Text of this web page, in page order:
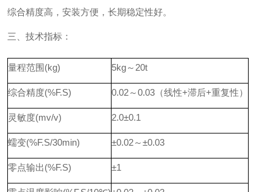
综合精度高，安装方便，长期稳定性好。
三、技术指标：
量程范围(kg) 5kg～20t
综合精度(%F.S) 0.02～0.03（线性+滞后+重复性）
灵敏度(mv/v) 2.0±0.1
蠕变(%F.S/30min) ±0.02～±0.03
零点输出(%F.S) ±1